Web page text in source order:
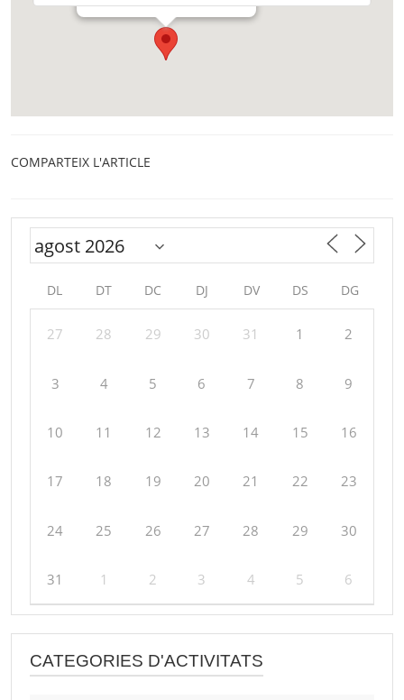
COMPARTEIX L'ARTICLE
DL DT DC DJ DV DS DG
27 28 29 30 31 1 2
3 4 5 6 7 8 9
10 11 12 13 14 15 16
17 18 19 20 21 22 23
24 25 26 27 28 29 30
31 1 2 3 4 5 6
CATEGORIES D'ACTIVITATS